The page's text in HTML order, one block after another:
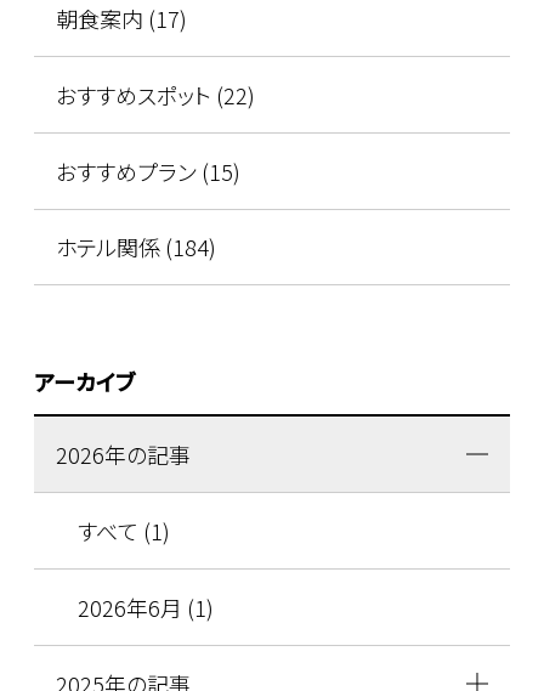
朝食案内 (17)
おすすめスポット (22)
おすすめプラン (15)
ホテル関係 (184)
アーカイブ
2026年の記事
すべて (1)
2026年6月 (1)
2025年の記事